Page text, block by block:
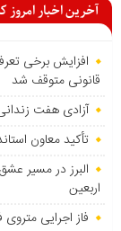
آخرین اخبار امروز
افزایش برخی
قانونی متوقف شد
آزادی هفت
تأکید معاون
البرز در مسیر
اربعین
فاز اجرایی